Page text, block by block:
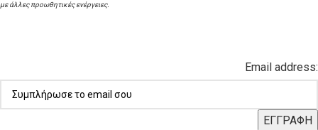
με άλλες προωθητικές ενέργειες.
Email address: